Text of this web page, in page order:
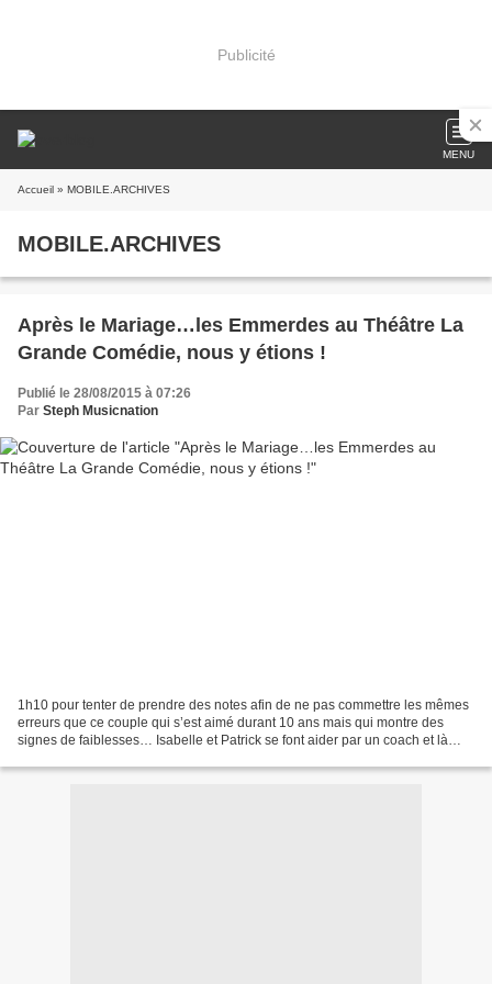
Publicité
MENU
Accueil » MOBILE.ARCHIVES
MOBILE.ARCHIVES
Après le Mariage…les Emmerdes au Théâtre La
Grande Comédie, nous y étions !
Publié le 28/08/2015 à 07:26
Par Steph Musicnation
1h10 pour tenter de prendre des notes afin de ne pas commettre les mêmes
erreurs que ce couple qui s’est aimé durant 10 ans mais qui montre des
signes de faiblesses… Isabelle et Patrick se font aider par un coach et là